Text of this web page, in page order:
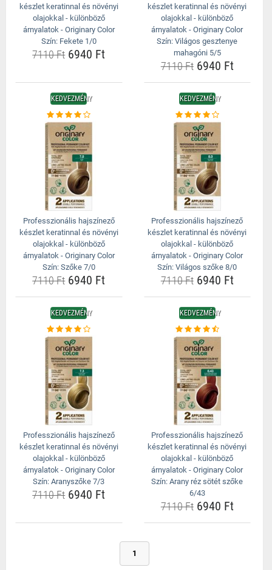
készlet keratinnal és növényi
olajokkal - különböző
árnyalatok - Originary Color
Szín: Fekete 1/0
7110 Ft6940 Ft
készlet keratinnal és növényi
olajokkal - különböző
árnyalatok - Originary Color
Szín: Világos gesztenye
mahagóni 5/5
7110 Ft6940 Ft
KEDVEZMÉNY
Professzionális hajszínező
készlet keratinnal és növényi
olajokkal - különböző
árnyalatok - Originary Color
Szín: Szőke 7/0
7110 Ft6940 Ft
KEDVEZMÉNY
Professzionális hajszínező
készlet keratinnal és növényi
olajokkal - különböző
árnyalatok - Originary Color
Szín: Világos szőke 8/0
7110 Ft6940 Ft
KEDVEZMÉNY
Professzionális hajszínező
készlet keratinnal és növényi
olajokkal - különböző
árnyalatok - Originary Color
Szín: Aranyszőke 7/3
7110 Ft6940 Ft
KEDVEZMÉNY
Professzionális hajszínező
készlet keratinnal és növényi
olajokkal - különböző
árnyalatok - Originary Color
Szín: Arany réz sötét szőke
6/43
7110 Ft6940 Ft
1